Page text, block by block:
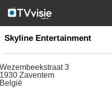
productiehuizen
Skyline Entertainment
Wezembeekstraat 3
1930 Zaventem
België